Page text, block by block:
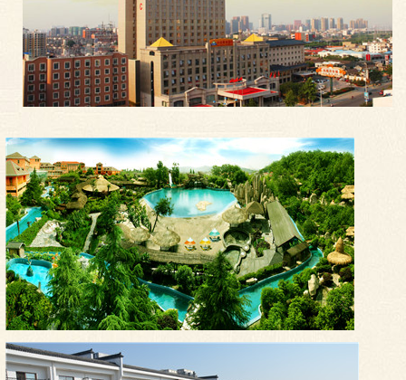
安徽金孔雀温泉旅游度假村